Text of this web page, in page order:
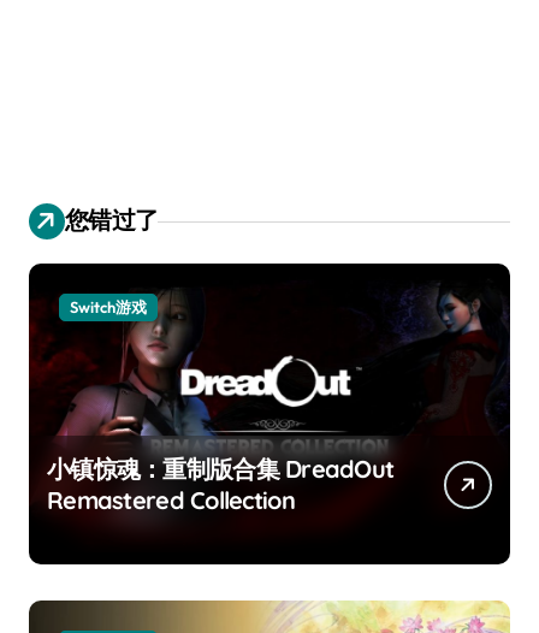
您错过了
Switch游戏
小镇惊魂：重制版合集 DreadOut
Remastered Collection